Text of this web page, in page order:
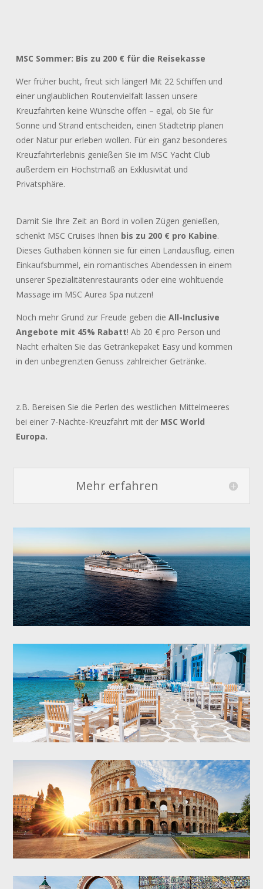
MSC Sommer: Bis zu 200 € für die Reisekasse
Wer früher bucht, freut sich länger! Mit 22 Schiffen und
einer unglaublichen Routenvielfalt lassen unsere
Kreuzfahrten keine Wünsche offen – egal, ob Sie für
Sonne und Strand entscheiden, einen Städtetrip planen
oder Natur pur erleben wollen. Für ein ganz besonderes
Kreuzfahrterlebnis genießen Sie im MSC Yacht Club
außerdem ein Höchstmaß an Exklusivität und
Privatsphäre.
Damit Sie Ihre Zeit an Bord in vollen Zügen genießen,
schenkt MSC Cruises Ihnen bis zu 200 € pro Kabine.
Dieses Guthaben können sie für einen Landausflug, einen
Einkaufsbummel, ein romantisches Abendessen in einem
unserer Spezialitätenrestaurants oder eine wohltuende
Massage im MSC Aurea Spa nutzen!
Noch mehr Grund zur Freude geben dieAll-Inclusive
Angebote mit 45% Rabatt! Ab 20 € pro Person und
Nacht erhalten Sie das Getränkepaket Easy und kommen
in den unbegrenzten Genuss zahlreicher Getränke.
z.B. Bereisen Sie die Perlen des westlichen Mittelmeeres
bei einer 7-Nächte-Kreuzfahrt mit der MSC World
Europa.
Mehr erfahren